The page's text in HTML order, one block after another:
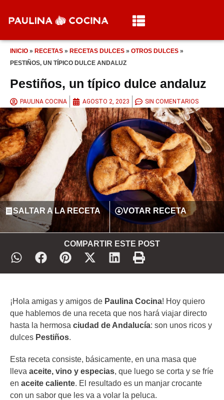
INICIO » RECETAS » RECETAS DULCES » OTROS DULCES »
PESTIÑOS, UN TÍPICO DULCE ANDALUZ
Pestiños, un típico dulce andaluz
PAULINA COCINA AGOSTO 2, 2023 SIN COMENTARIOS
SALTAR A LA RECETA VOTAR RECETA
COMPARTIR ESTE POST
¡Hola amigas y amigos de Paulina Cocina! Hoy quiero
que hablemos de una receta que nos hará viajar directo
hasta la hermosa ciudad de Andalucía: son unos ricos y
dulces Pestiños.
Esta receta consiste, básicamente, en una masa que
lleva aceite, vino y especias, que luego se corta y se fríe
en aceite caliente. El resultado es un manjar crocante
con un sabor que les va a volar la peluca.